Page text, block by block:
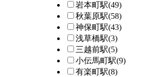
岩本町駅(49)
秋葉原駅(58)
神保町駅(43)
浅草橋駅(3)
三越前駅(5)
小伝馬町駅(9)
有楽町駅(8)